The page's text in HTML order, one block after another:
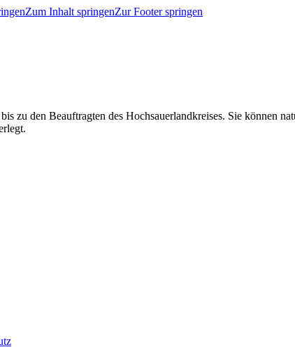
Zum Inhalt springenZur Footer springen
zu den Beauftragten des Hochsauerlandkreises. Sie können